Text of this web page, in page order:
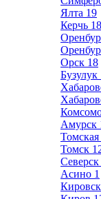
Ялта 19
Керчь 18
Орск 18
Бузулук
Амурск
Томская
Томск
Северск
Асино 1